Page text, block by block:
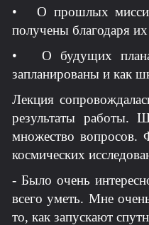
• О прошлых
получены благодаря их
• О будущих планах:
запланированы и как
Лекция
результаты работы.
множество вопросов.
космических
- Было очень
всего уметь. Мне
то, как запускают